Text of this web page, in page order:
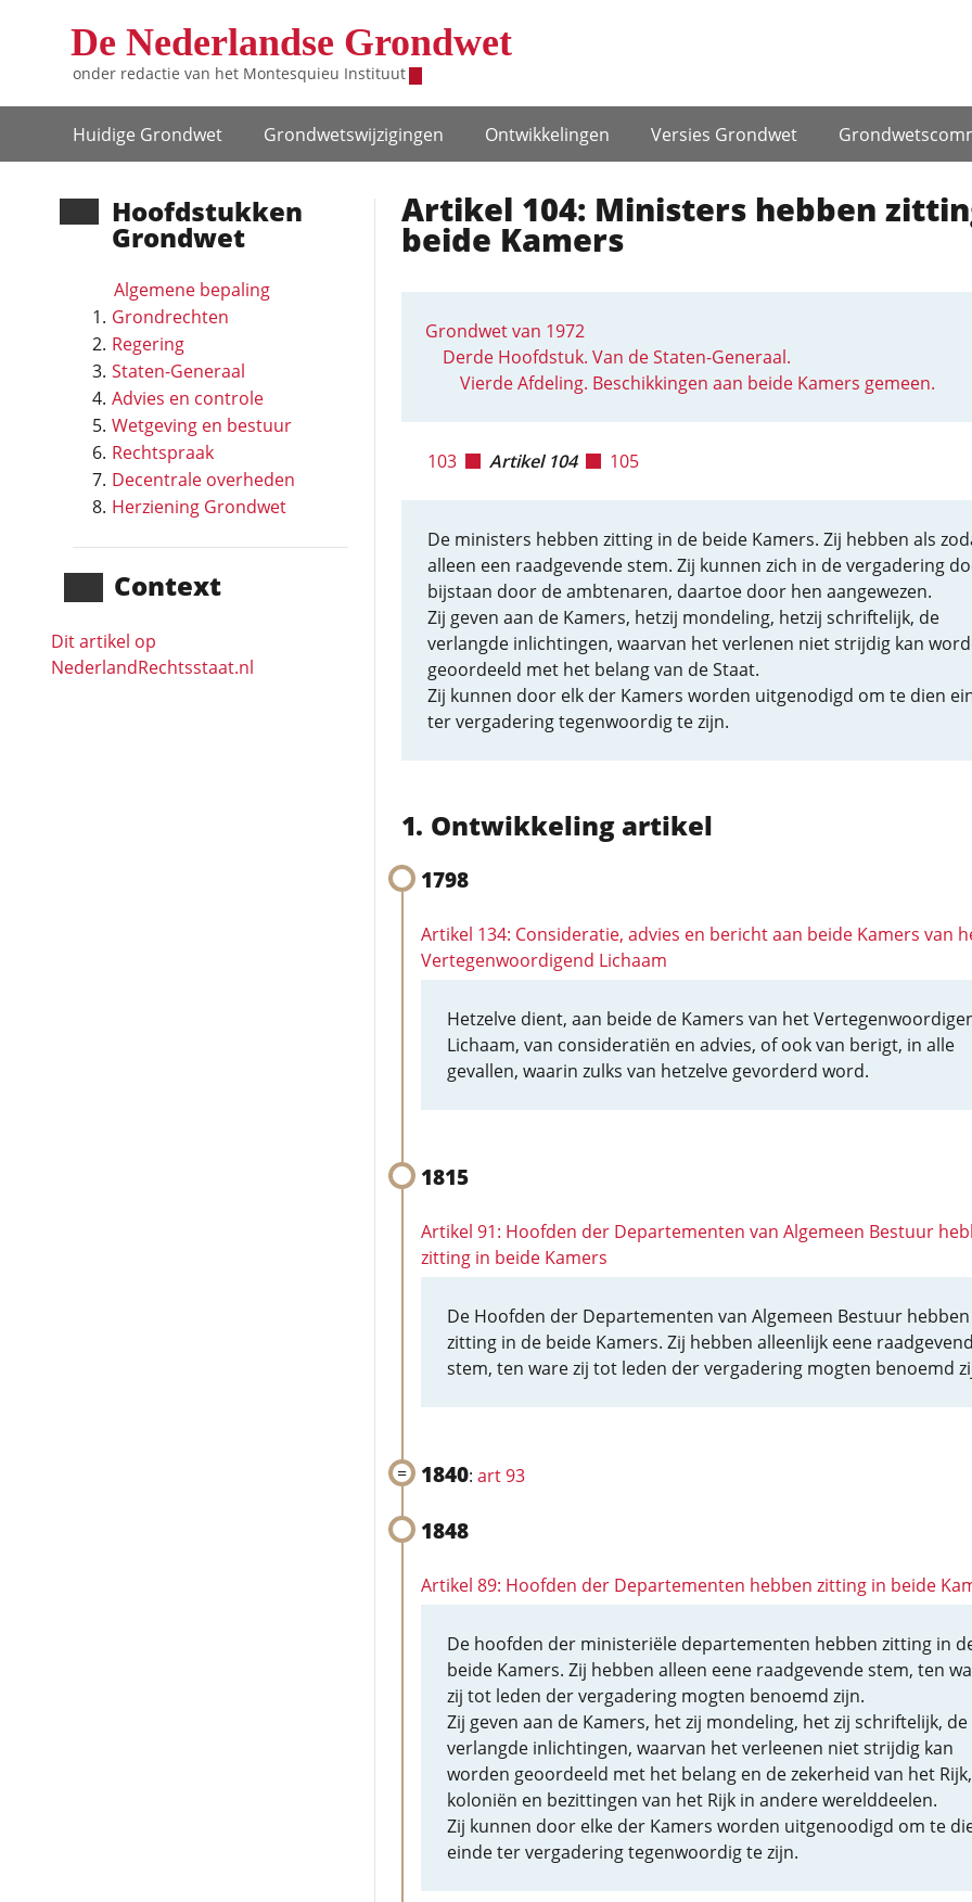
De Nederlandse Grondwet
onder redactie van het Montesquieu Instituut
Hoofdnavigatie
Huidige Grondwet Grondwets­wijzigingen Ontwikke­lingen Versies Grondwet
Hoofd­stukken
Grondwet
Algemene bepaling
Grondrechten
Regering
Staten-Generaal
Advies en controle
Wetgeving en bestuur
Rechtspraak
Decentrale overheden
Herziening Grondwet
Context
Dit artikel op
NederlandRechts­staat.nl
Artikel 104: Ministers hebben
beide Kamers
Grondwet van 1972
Derde Hoofdstuk. Van de Staten-Generaal.
Vierde Afdeling. Beschikkingen aan beide Kamers gemeen.
103 Artikel 104 105
De ministers hebben zitting in de beide Kamers. Zij hebben als
alleen een raadgevende stem. Zij kunnen zich in de vergadering
bijstaan door de ambtenaren, daartoe door hen aangewezen.
Zij geven aan de Kamers, hetzij mondeling, hetzij schriftelijk, de
verlangde inlichtingen, waarvan het verlenen niet strijdig kan
geoordeeld met het belang van de Staat.
Zij kunnen door elk der Kamers worden uitgenodigd om te dien
ter vergadering tegenwoordig te zijn.
Ontwikkeling artikel
1798
Artikel 134: Consideratie, advies en bericht aan beide Kamers van
Vertegenwoordigend Lichaam
Hetzelve dient, aan beide de Kamers van het
Lichaam, van consideratiën en advies, of ook van berigt, in alle
gevallen, waarin zulks van hetzelve gevorderd word.
1815
Artikel 91: Hoofden der Departementen van Algemeen Bestuur
zitting in beide Kamers
De Hoofden der Departementen van Algemeen Bestuur hebben
zitting in de beide Kamers. Zij hebben alleenlijk eene
stem, ten ware zij tot leden der vergadering mogten benoemd
1840: art 93
1848
Artikel 89: Hoofden der Departementen hebben zitting in beide
De hoofden der ministeriële departementen hebben zitting in
beide Kamers. Zij hebben alleen eene raadgevende stem, ten
zij tot leden der vergadering mogten benoemd zijn.
Zij geven aan de Kamers, het zij mondeling, het zij schriftelijk, de
verlangde inlichtingen, waarvan het verleenen niet strijdig kan
worden geoordeeld met het belang en de zekerheid van het
koloniën en bezittingen van het Rijk in andere werelddeelen.
Zij kunnen door elke der Kamers worden uitgenoodigd om te
einde ter vergadering tegenwoordig te zijn.